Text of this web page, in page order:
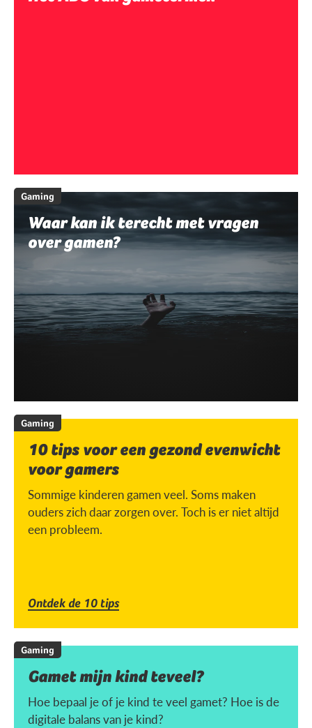
Gaming
Waar kan ik terecht met vragen
over gamen?
Gaming
10 tips voor een gezond evenwicht
voor gamers
Sommige kinderen gamen veel. Soms maken
ouders zich daar zorgen over. Toch is er niet altijd
een probleem.
Ontdek de 10 tips
Gaming
Gamet mijn kind teveel?
Hoe bepaal je of je kind te veel gamet? Hoe is de
digitale balans van je kind?